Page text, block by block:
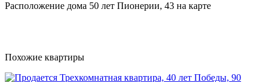
Расположение дома 50 лет Пионерии, 43 на карте
Похожие квартиры